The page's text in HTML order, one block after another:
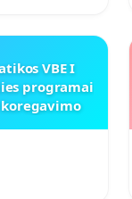
VBE I
programai